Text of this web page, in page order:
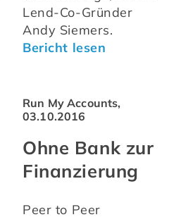
Lend-Co-Gründer
Bericht lesen
Run My Accounts,
03.10.2016
Ohne Bank zur
Finanzierung
Peer to Peer